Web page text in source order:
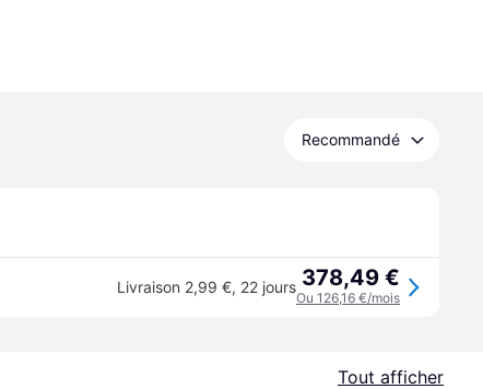
Recommandé
Livraison 2,99 €, 22 jours 378,49 €
Ou 126,16 €/mois
Tout afficher